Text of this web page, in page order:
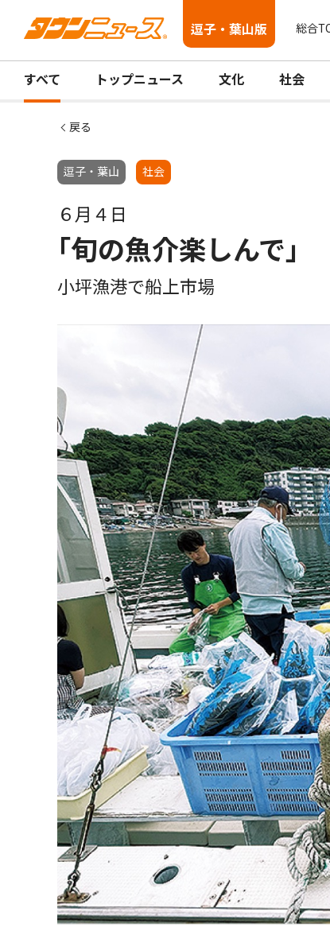
逗子・葉山版 総合
すべて トップニュース 文化 社会
戻る
逗子・葉山 社会
６月４日
｢旬の魚介楽しんで｣
小坪漁港で船上市場